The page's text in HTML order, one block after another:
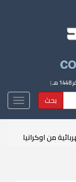
هـ |
بحث
من اوكرانيا